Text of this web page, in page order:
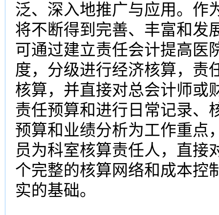
泛、深入地推广与应用。作
将不断得到完善、丰富和发
可通过建立责任会计提高医
度，分级进行经济核算，责
核算，并直接对总会计师或
责任预算和进行日常记录、
预算和业绩分析为工作重点
员为科室核算责任人，直接
个完整的核算网络和成本控
实的基础。